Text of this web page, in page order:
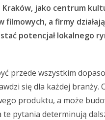
Kraków, jako centrum
filmowych, a firmy
potencjał lokalnego
przede wszystkim
się dla każdej branży.
produktu, a może
pytania determinują